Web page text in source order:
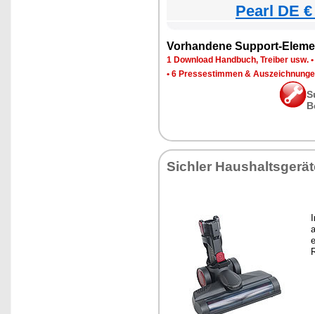
Pearl DE
Vorhandene Support-
1 Download Handbuch, Treiber usw. •
• 6 Pressestimmen &
Sichler